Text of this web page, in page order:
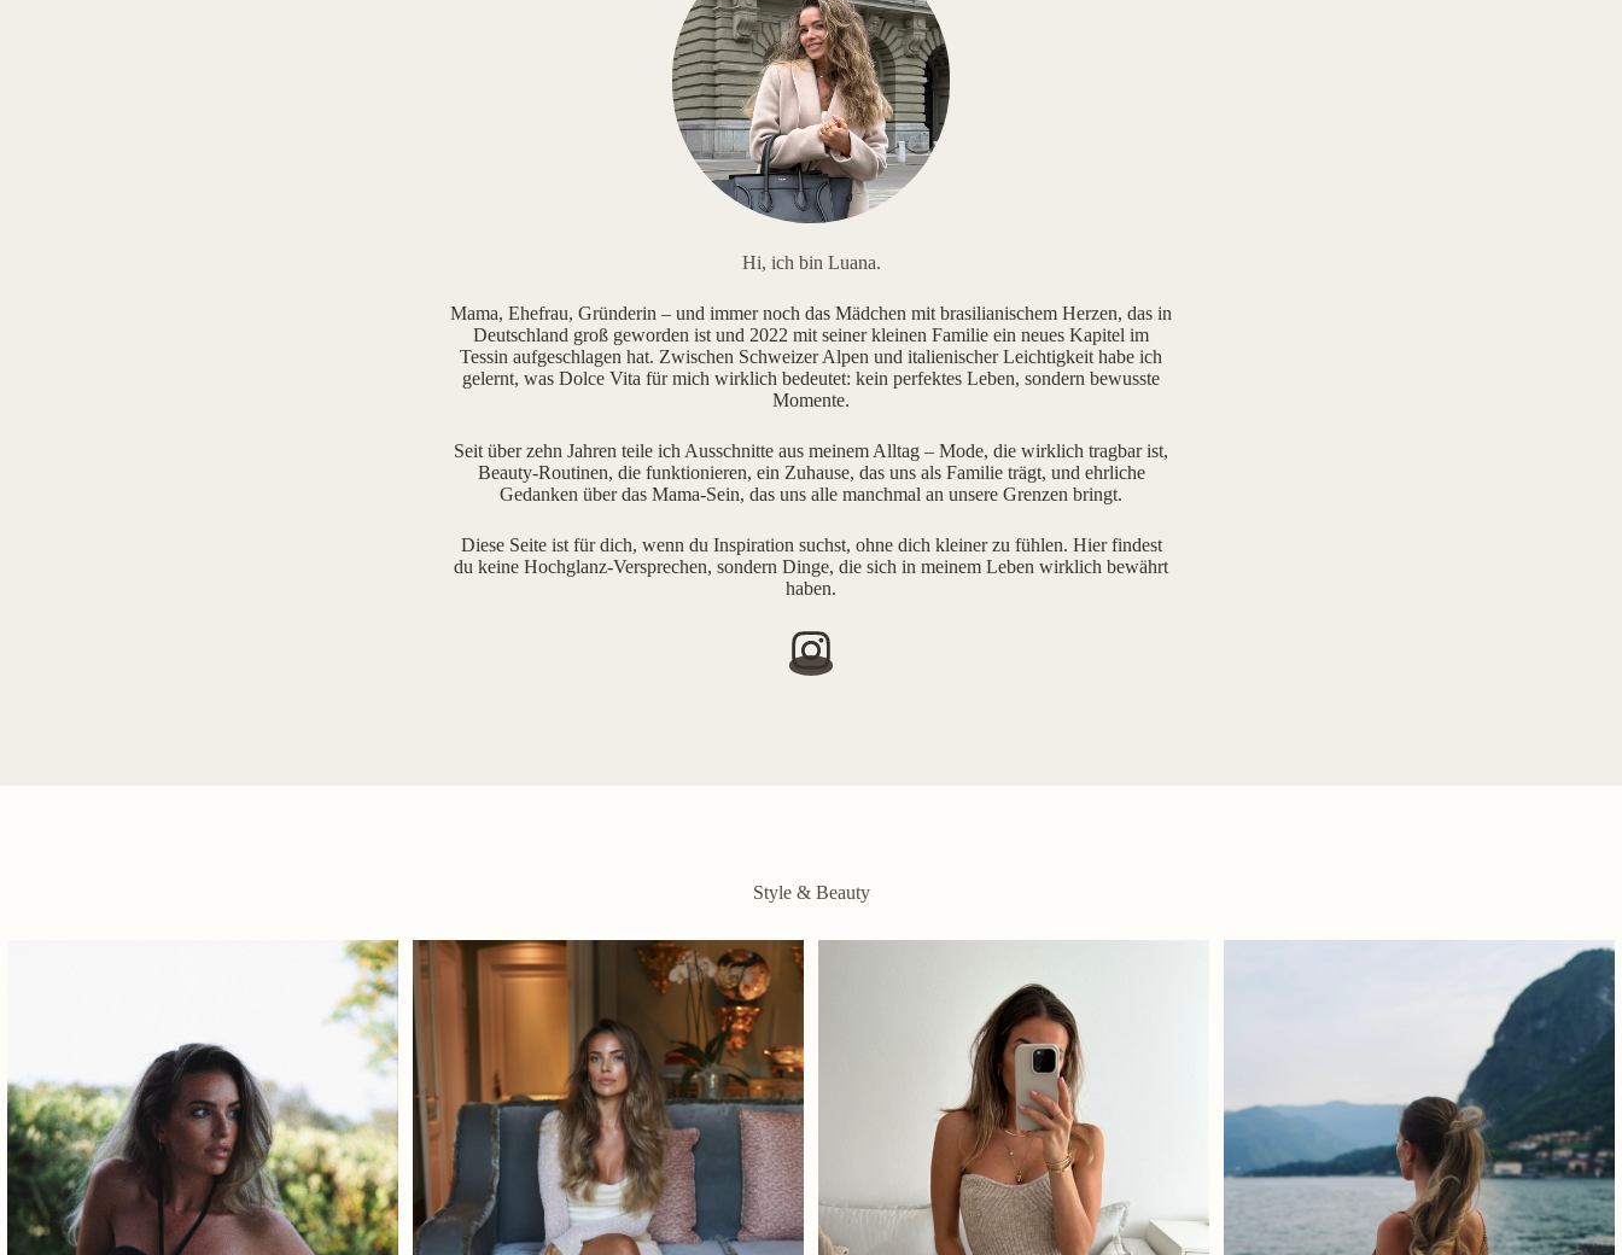
Hi, ich bin Luana.
Mama, Ehefrau, Gründerin – und immer noch das Mädchen mit brasilianischem Herzen, das in
Deutschland groß geworden ist und 2022 mit seiner kleinen Familie ein neues Kapitel im
Tessin aufgeschlagen hat. Zwischen Schweizer Alpen und italienischer Leichtigkeit habe ich
gelernt, was Dolce Vita für mich wirklich bedeutet: kein perfektes Leben, sondern bewusste
Momente.
Seit über zehn Jahren teile ich Ausschnitte aus meinem Alltag – Mode, die wirklich tragbar ist,
Beauty-Routinen, die funktionieren, ein Zuhause, das uns als Familie trägt, und ehrliche
Gedanken über das Mama-Sein, das uns alle manchmal an unsere Grenzen bringt.
Diese Seite ist für dich, wenn du Inspiration suchst, ohne dich kleiner zu fühlen. Hier findest
du keine Hochglanz-Versprechen, sondern Dinge, die sich in meinem Leben wirklich bewährt
haben.
Style & Beauty